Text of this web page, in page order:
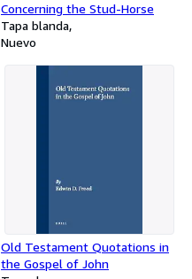
Concerning the Stud-Horse
Tapa blanda
Nuevo
Old Testament Quotations in
the Gospel of John